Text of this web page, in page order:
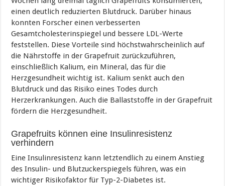
einen deutlich reduzierten Blutdruck. Darüber hinaus
konnten Forscher einen verbesserten
Gesamtcholesterinspiegel und bessere LDL-Werte
feststellen. Diese Vorteile sind höchstwahrscheinlich auf
die Nährstoffe in der Grapefruit zurückzuführen,
einschließlich Kalium, ein Mineral, das für die
Herzgesundheit wichtig ist. Kalium senkt auch den
Blutdruck und das Risiko eines Todes durch
Herzerkrankungen. Auch die Ballaststoffe in der Grapefruit
fördern die Herzgesundheit.
Grapefruits können eine Insulinresistenz
verhindern
Eine Insulinresistenz kann letztendlich zu einem Anstieg
des Insulin- und Blutzuckerspiegels führen, was ein
wichtiger Risikofaktor für Typ-2-Diabetes ist.